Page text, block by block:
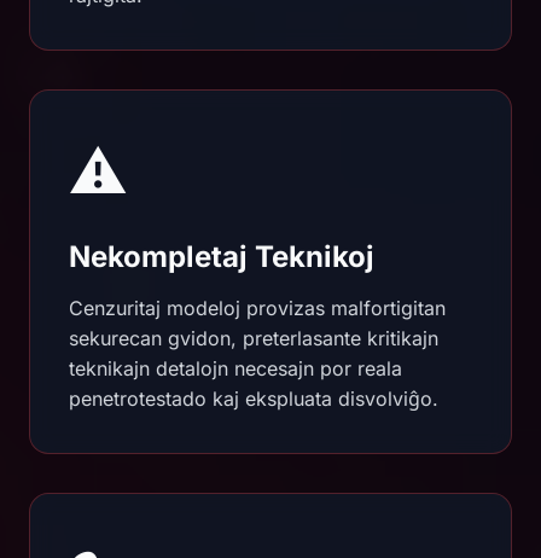
⚠️
Nekompletaj Teknikoj
Cenzuritaj modeloj provizas malfortigitan
sekurecan gvidon, preterlasante kritikajn
teknikajn detalojn necesajn por reala
penetrotestado kaj ekspluata disvolviĝo.